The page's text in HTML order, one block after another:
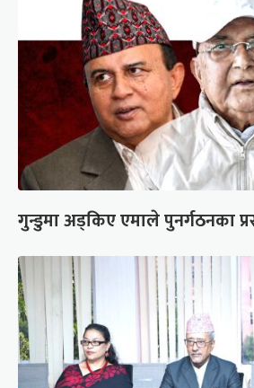
गुन्डुमा अड्किए एमाले पुनर्गठनका